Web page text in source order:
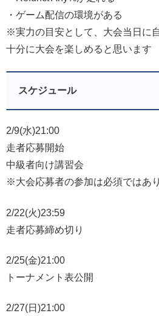
・ゲーム配信の環境がある
※実力の目安として、大会当日に
十分に大会を楽しめると思います
スケジュール
2/9(水)21:00
走者応募開始
中級者向け講習会
※大会応募者の参加は必須ではあ
2/22(火)23:59
走者応募締め切り
2/25(金)21:00
トーナメント表公開
2/27(日)21:00